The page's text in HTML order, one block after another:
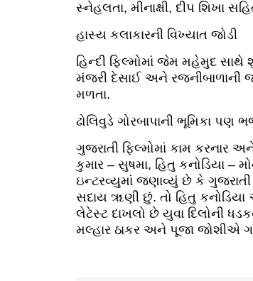
સ્નેહલતા, મીનાક્ષી, દીપ
હાસ્ય કલાકારની વિખ્યાત જોડી
હિન્દી ફિલ્મોમાં જેમ મહેમુદ સાથે
મંજરી દેસાઈ અને રજનીબાળાની
મળતા.
ઢોલિવુડે ગોરબાપાની ભૂમિકા પણ
ગુજરાતી ફિલ્મોમાં કામ કરનાર
કુમાર – સુષમા, હિતુ કનોડિયા –
ઇન્ટરવ્યુમાં જણાવ્યું છે કે
સદાય ૠણી છું. તો હિતુ
લેટેસ્ટ દાખલો છે યુવા દિલોની
મલ્હાર ઠાકર અને પૂજા જોશીએ